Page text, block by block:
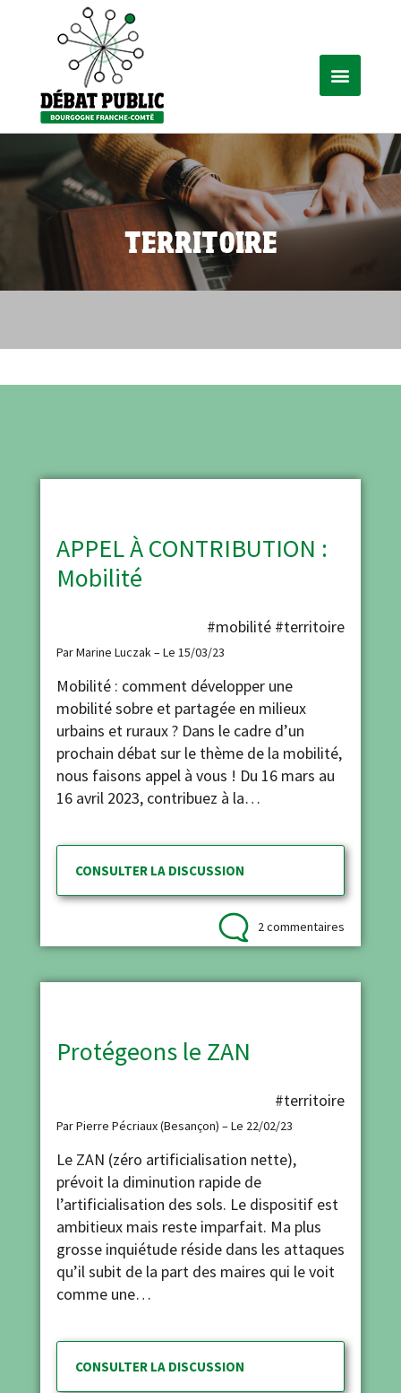
TERRITOIRE
APPEL À CONTRIBUTION :
Mobilité
#mobilité #territoire
Par Marine Luczak – Le 15/03/23
Mobilité : comment développer une
mobilité sobre et partagée en milieux
urbains et ruraux ? Dans le cadre d’un
prochain débat sur le thème de la mobilité,
nous faisons appel à vous ! Du 16 mars au
16 avril 2023, contribuez à la…
CONSULTER LA DISCUSSION
2 commentaires
Protégeons le ZAN
#territoire
Par Pierre Pécriaux (Besançon) – Le 22/02/23
Le ZAN (zéro artificialisation nette),
prévoit la diminution rapide de
l’artificialisation des sols. Le dispositif est
ambitieux mais reste imparfait. Ma plus
grosse inquiétude réside dans les attaques
qu’il subit de la part des maires qui le voit
comme une…
CONSULTER LA DISCUSSION